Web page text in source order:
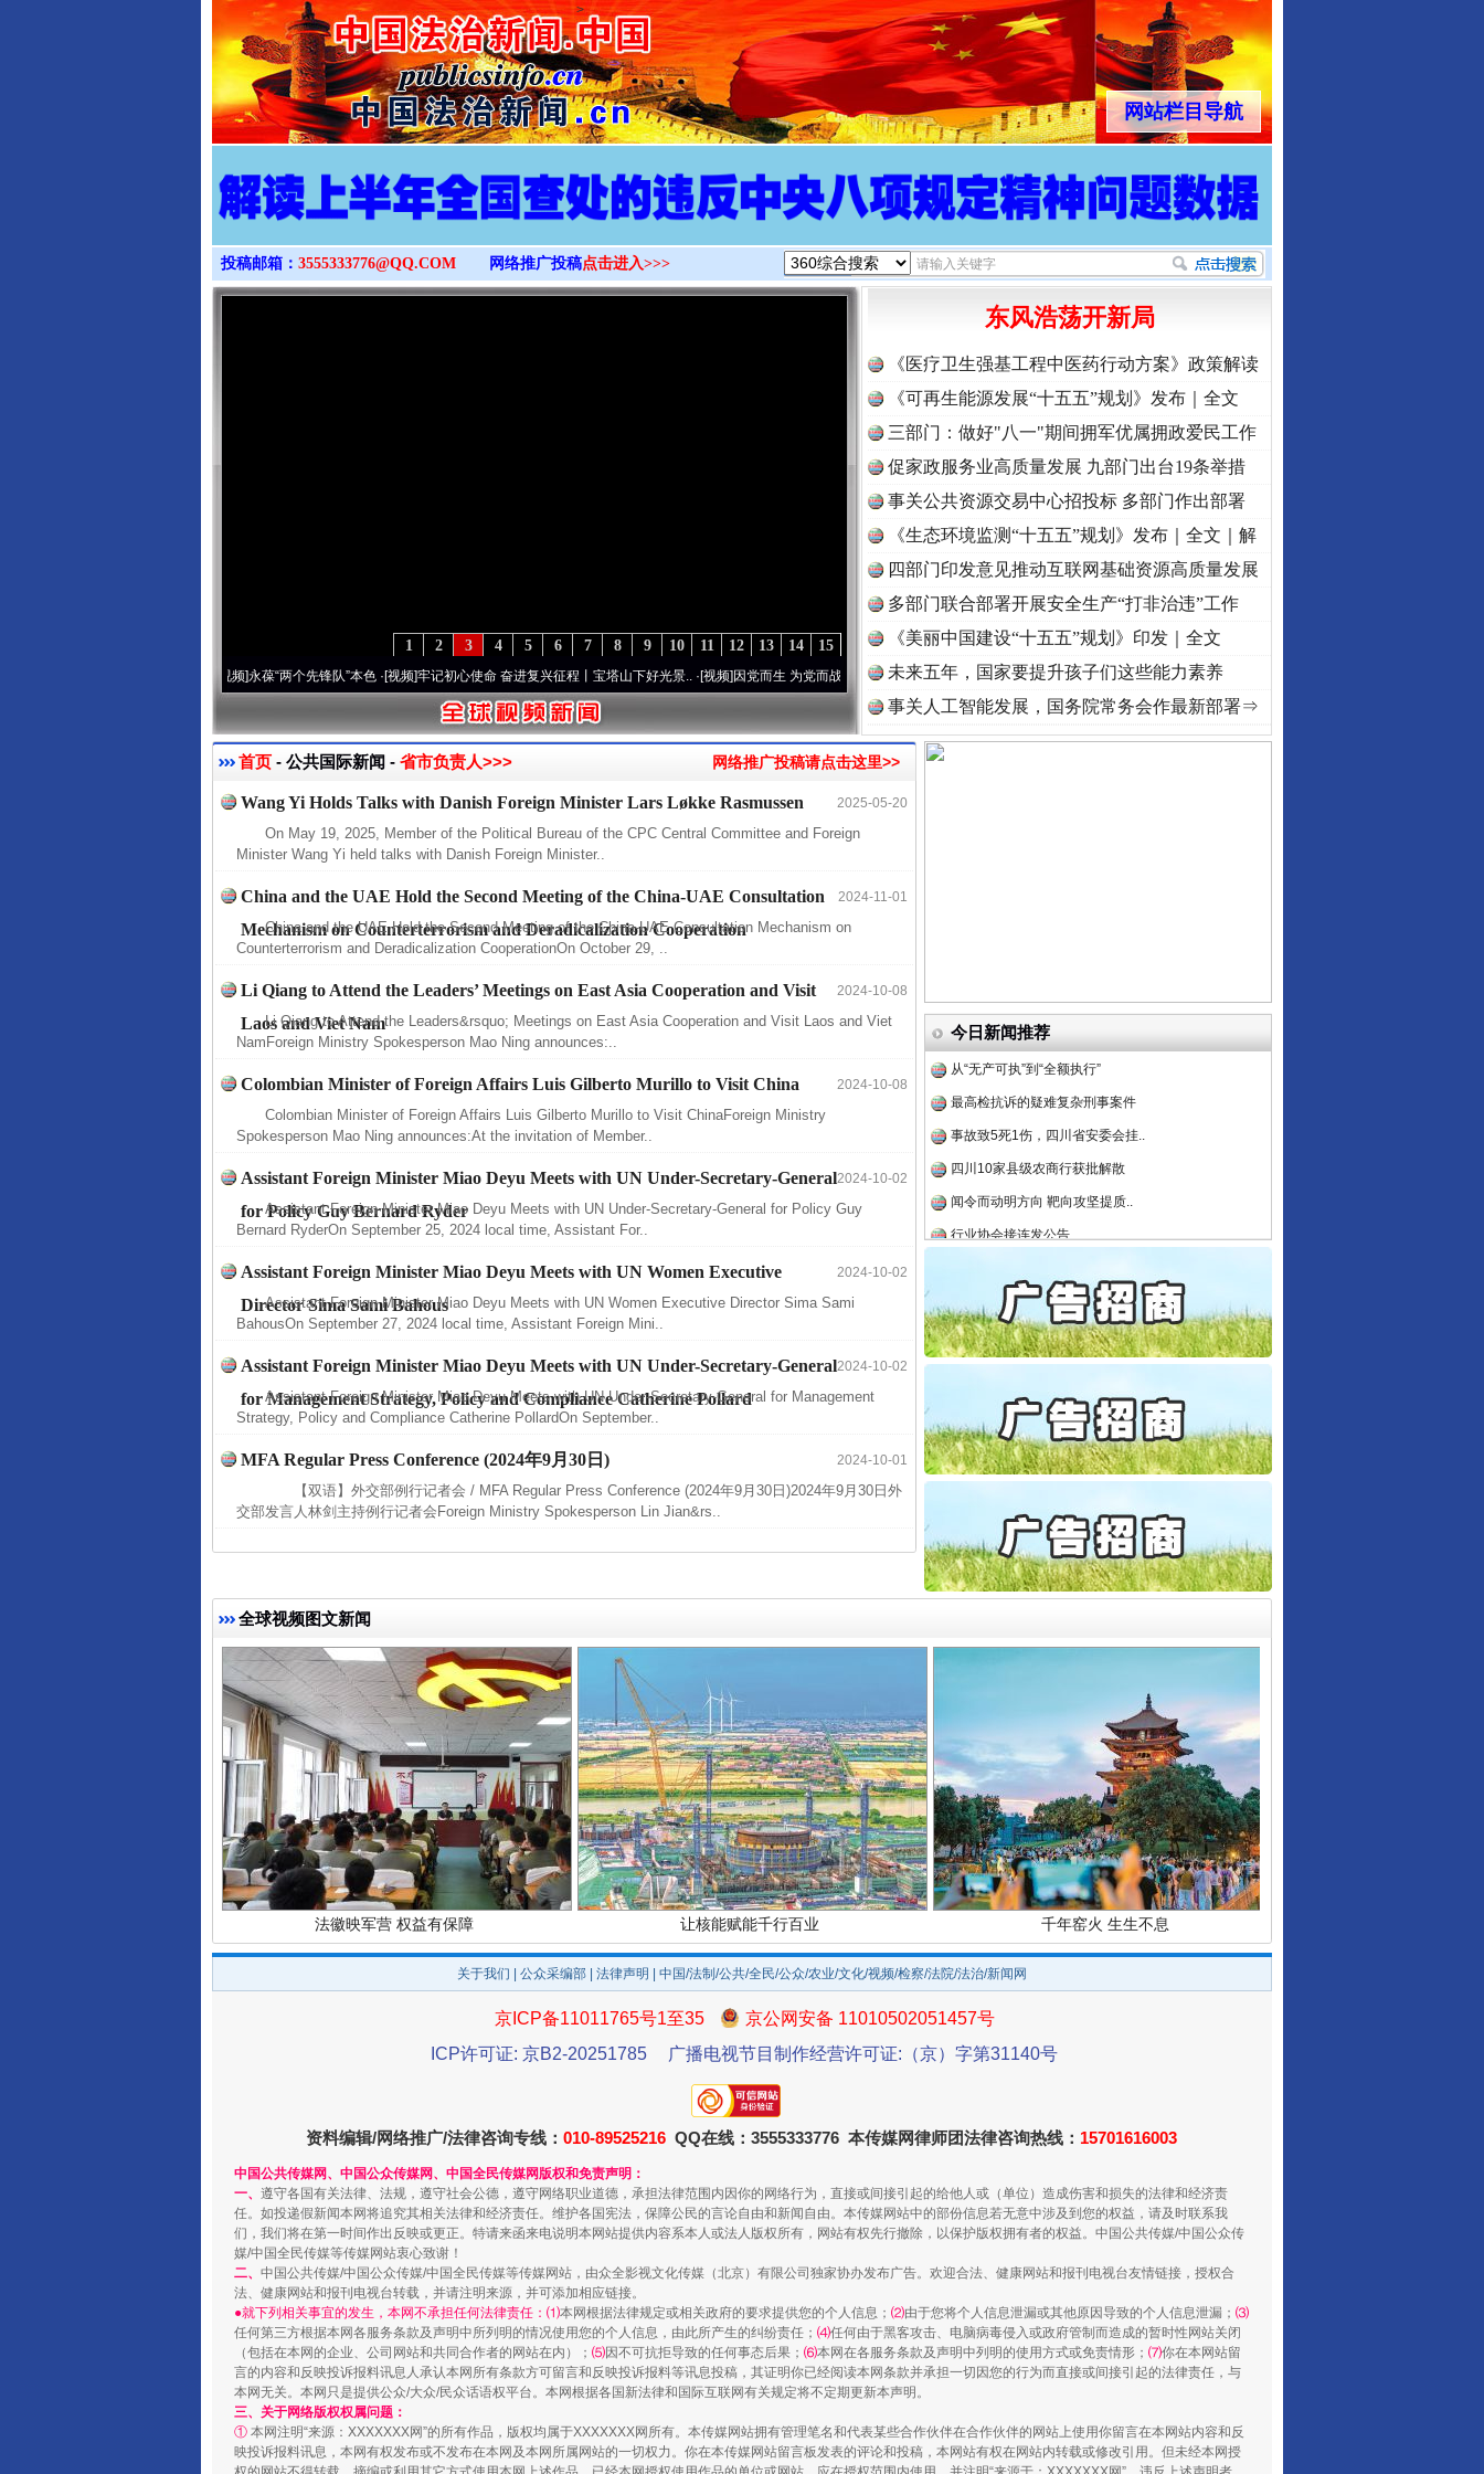
>
网站栏目导航
投稿邮箱： 3555333776@QQ.COM 网络推广投稿点击进入>>>
15
14
13
12
11
10
9
8
7
6
5
4
3
2
1
永葆“两个先锋队”本色·[视频]牢记初心使命 奋进复兴征程丨宝塔山下好光景..·[视频]因党而生 为党而战——百年“纪”事⑧加强纪律.. ·[视频]牢记初心使命 奋进复兴征程丨“转折之城”激荡..
东风浩荡开新局
《医疗卫生强基工程中医药行动方案》政策解读
《可再生能源发展“十五五”规划》发布｜全文
三部门：做好"八一"期间拥军优属拥政爱民工作
促家政服务业高质量发展 九部门出台19条举措
事关公共资源交易中心招投标 多部门作出部署
《生态环境监测“十五五”规划》发布｜全文｜解
读
四部门印发意见推动互联网基础资源高质量发展
多部门联合部署开展安全生产“打非治违”工作
《美丽中国建设“十五五”规划》印发｜全文
未来五年，国家要提升孩子们这些能力素养
事关人工智能发展，国务院常务会作最新部署⇒
首页 - 公共国际新闻 - 省市负责人>>> 网络推广投稿请点击这里>>
2025-05-20
Wang Yi Holds Talks with Danish Foreign Minister Lars Løkke Rasmussen
On May 19, 2025, Member of the Political Bureau of the CPC Central Committee and Foreign
Minister Wang Yi held talks with Danish Foreign Minister..
2024-11-01
China and the UAE Hold the Second Meeting of the China-UAE Consultation
Mechanism on Counterterrorism and Deradicalization Cooperation
China and the UAE Hold the Second Meeting of the China-UAE Consultation Mechanism on
Counterterrorism and Deradicalization CooperationOn October 29, ..
2024-10-08
Li Qiang to Attend the Leaders’ Meetings on East Asia Cooperation and Visit
Laos and Viet Nam
Li Qiang to Attend the Leaders&rsquo; Meetings on East Asia Cooperation and Visit Laos and Viet
NamForeign Ministry Spokesperson Mao Ning announces:..
2024-10-08
Colombian Minister of Foreign Affairs Luis Gilberto Murillo to Visit China
Colombian Minister of Foreign Affairs Luis Gilberto Murillo to Visit ChinaForeign Ministry
Spokesperson Mao Ning announces:At the invitation of Member..
2024-10-02
Assistant Foreign Minister Miao Deyu Meets with UN Under-Secretary-General
for Policy Guy Bernard Ryder
Assistant Foreign Minister Miao Deyu Meets with UN Under-Secretary-General for Policy Guy
Bernard RyderOn September 25, 2024 local time, Assistant For..
2024-10-02
Assistant Foreign Minister Miao Deyu Meets with UN Women Executive
Director Sima Sami Bahous
Assistant Foreign Minister Miao Deyu Meets with UN Women Executive Director Sima Sami
BahousOn September 27, 2024 local time, Assistant Foreign Mini..
2024-10-02
Assistant Foreign Minister Miao Deyu Meets with UN Under-Secretary-General
for Management Strategy, Policy and Compliance Catherine Pollard
Assistant Foreign Minister Miao Deyu Meets with UN Under-Secretary-General for Management
Strategy, Policy and Compliance Catherine PollardOn September..
2024-10-01
MFA Regular Press Conference (2024年9月30日)
【双语】外交部例行记者会 / MFA Regular Press Conference (2024年9月30日)2024年9月30日外
交部发言人林剑主持例行记者会Foreign Ministry Spokesperson Lin Jian&rs..
今日新闻推荐
从“无产可执”到“全额执行”
最高检抗诉的疑难复杂刑事案件
事故致5死1伤，四川省安委会挂..
四川10家县级农商行获批解散
闻令而动明方向 靶向攻坚提质..
行业协会接连发公告
26万保费，离婚时为何要分走一..
杨天誉，不得录用为公务员
传销头目出狱后办书院暴力管教..
四川省公安厅征集新型黑恶违法..
中国发起首例对外贸易国家安全..
官方通报西安赛格商场坠亡事件
从“无产可执”到“全额执行”
事故致5死1伤，四川省安委会挂..
四川10家县级农商行获批解散
全球视频图文新闻
完善运行机制助力责任有效落实 行业协会接连发公告 东山县通报“牛蛙产品抗生素超标问题”
法徽映军营 权益有保障 让核能赋能千行百业 千年窑火 生生不息
一批国家标准开始实施 从数据变化看反腐深化 揭开“小金库”的免责幌子
关于我们 公众采编部 法律声明 | 中国/法制/公共/全民/公众/农业/文化/视频/检察/法院/法治/新闻网
京ICP备11011765号1至35
京公网安备 11010502051457号
ICP许可证: 京B2-20251785
广播电视节目制作经营许可证:（京）字第31140号
资料编辑/网络推广/法律咨询专线： 010-89525216 QQ在线：3555333776 本传媒网律师团法律咨询热线： 15701616003
中国公共传媒网、中国公众传媒网、中国全民传媒网版权和免责声明：
一、 遵守各国有关法律、法规，遵守社会公德，遵守网络职业道德，承担法律范围内因你的网络行为，直接或间接引起的给他人或（单位）造成伤害和损失的法律和经济责
任。如投递假新闻本网将追究其相关法律和经济责任。维护各国宪法，保障公民的言论自由和新闻自由。本传媒网站中的部份信息若无意中涉及到您的权益，请及时联系我
们，我们将在第一时间作出反映或更正。特请来函来电说明本网站提供内容系本人或法人版权所有，网站有权先行撤除，以保护版权拥有者的权益。中国公共传媒/中国公众传
媒/中国全民传媒等传媒网站衷心致谢！
二、 中国公共传媒/中国公众传媒/中国全民传媒等传媒网站，由众全影视文化传媒（北京）有限公司独家协办发布广告。欢迎合法、健康网站和报刊电视台友情链接，授权合
法、健康网站和报刊电视台转载，并请注明来源，并可添加相应链接。
●就下列相关事宜的发生，本网不承担任何法律责任：⑴本网根据法律规定或相关政府的要求提供您的个人信息； ⑵由于您将个人信息泄漏或其他原因导致的个人信息泄漏； ⑶
任何第三方根据本网各服务条款及声明中所列明的情况使用您的个人信息，由此所产生的纠纷责任； ⑷任何由于黑客攻击、电脑病毒侵入或政府管制而造成的暂时性网站关闭
（包括在本网的企业、公司网站和共同合作者的网站在内）； ⑸因不可抗拒导致的任何事态后果； ⑹本网在各服务条款及声明中列明的使用方式或免责情形； ⑺你在本网站留
言的内容和反映投诉报料讯息人承认本网所有条款方可留言和反映投诉报料等讯息投稿，其证明你已经阅读本网条款并承担一切因您的行为而直接或间接引起的法律责任，与
本网无关。本网只是提供公众/大众/民众话语权平台。本网根据各国新法律和国际互联网有关规定将不定期更新本声明。
三、关于网络版权权属问题：
① 本网注明“来源：XXXXXXX网”的所有作品，版权均属于XXXXXXX网所有。本传媒网站拥有管理笔名和代表某些合作伙伴在合作伙伴的网站上使用你留言在本网站内容和反
映投诉报料讯息，本网有权发布或不发布在本网及本网所属网站的一切权力。你在本传媒网站留言板发表的评论和投稿，本网站有权在网站内转载或修改引用。但未经本网授